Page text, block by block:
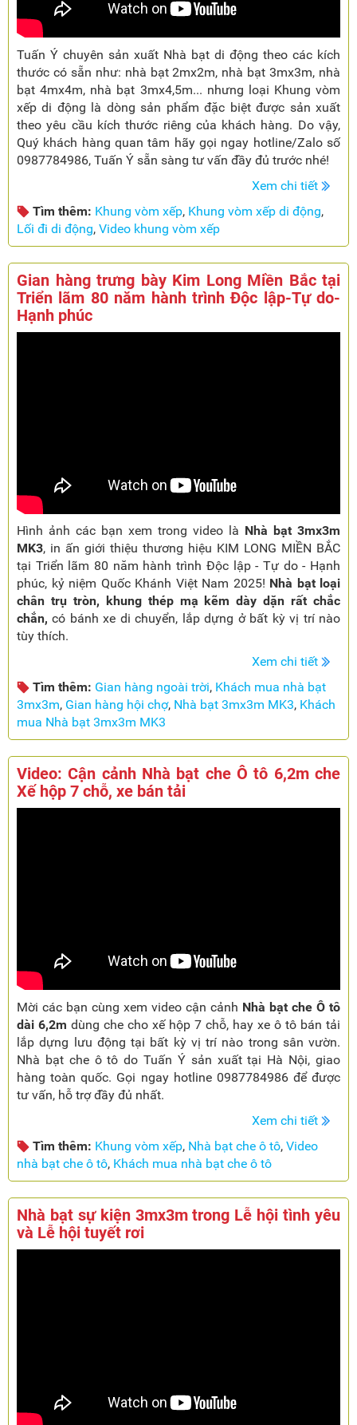
Tuấn Ý chuyên sản xuất Nhà bạt di động theo các kích
thước có sẵn như: nhà bạt 2mx2m, nhà bạt 3mx3m, nhà
bạt 4mx4m, nhà bạt 3mx4,5m... nhưng loại Khung vòm
xếp di động là dòng sản phẩm đặc biệt được sản xuất
theo yêu cầu kích thước riêng của khách hàng. Do vậy,
Quý khách hàng quan tâm hãy gọi ngay hotline/Zalo số
0987784986, Tuấn Ý sẵn sàng tư vấn đầy đủ trước nhé!
Xem chi tiết
Tìm thêm: Khung vòm xếp, Khung vòm xếp di động,
Lối đi di động, Video khung vòm xếp
Gian hàng trưng bày Kim Long Miền Bắc tại
Triển lãm 80 năm hành trình Độc lập-Tự do-
Hạnh phúc
Hình ảnh các bạn xem trong video là Nhà bạt 3mx3m
MK3, in ấn giới thiệu thương hiệu KIM LONG MIỀN BẮC
tại Triển lãm 80 năm hành trình Độc lập - Tự do - Hạnh
phúc, kỷ niệm Quốc Khánh Việt Nam 2025! Nhà bạt loại
chân trụ tròn, khung thép mạ kẽm dày dặn rất chắc
chắn, có bánh xe di chuyển, lắp dựng ở bất kỳ vị trí nào
tùy thích.
Xem chi tiết
Tìm thêm: Gian hàng ngoài trời, Khách mua nhà bạt
3mx3m, Gian hàng hội chợ, Nhà bạt 3mx3m MK3, Khách
mua Nhà bạt 3mx3m MK3
Video: Cận cảnh Nhà bạt che Ô tô 6,2m che
Xế hộp 7 chỗ, xe bán tải
Mời các bạn cùng xem video cận cảnh Nhà bạt che Ô tô
dài 6,2m dùng che cho xế hộp 7 chỗ, hay xe ô tô bán tải
lắp dựng lưu động tại bất kỳ vị trí nào trong sân vườn.
Nhà bạt che ô tô do Tuấn Ý sản xuất tại Hà Nội, giao
hàng toàn quốc. Gọi ngay hotline 0987784986 để được
tư vấn, hỗ trợ đầy đủ nhất.
Xem chi tiết
Tìm thêm: Khung vòm xếp, Nhà bạt che ô tô, Video
nhà bạt che ô tô, Khách mua nhà bạt che ô tô
Nhà bạt sự kiện 3mx3m trong Lễ hội tình yêu
và Lễ hội tuyết rơi